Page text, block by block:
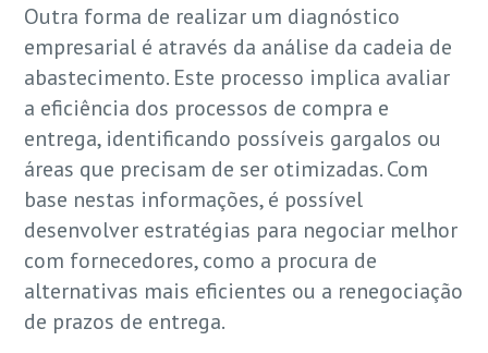
Outra forma de realizar um diagnóstico
empresarial é através da análise da cadeia de
abastecimento. Este processo implica avaliar
a eficiência dos processos de compra e
entrega, identificando possíveis gargalos ou
áreas que precisam de ser otimizadas. Com
base nestas informações, é possível
desenvolver estratégias para negociar melhor
com fornecedores, como a procura de
alternativas mais eficientes ou a renegociação
de prazos de entrega.